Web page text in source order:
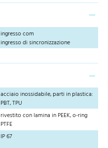
ingresso com
ingresso di sincronizzazione
acciaio inossidabile, parti in plastica:
PBT, TPU
rivestito con lamina in PEEK, o-ring
PTFE
IP 67